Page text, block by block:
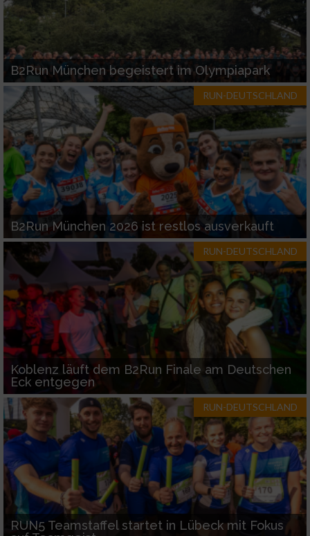
B2Run München begeistert im Olympiapark
RUN-DEUTSCHLAND
B2Run München 2026 ist restlos ausverkauft
RUN-DEUTSCHLAND
Koblenz läuft dem B2Run Finale am Deutschen
Eck entgegen
RUN-DEUTSCHLAND
RUN5 Teamstaffel startet in Lübeck mit Fokus